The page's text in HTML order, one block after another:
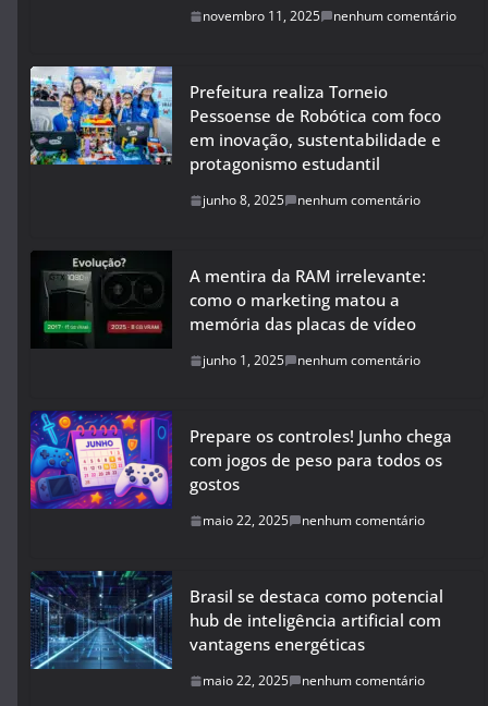
novembro 11, 2025 nenhum comentário
Prefeitura realiza Torneio
Pessoense de Robótica com foco
em inovação, sustentabilidade e
protagonismo estudantil
junho 8, 2025 nenhum comentário
A mentira da RAM irrelevante:
como o marketing matou a
memória das placas de vídeo
junho 1, 2025 nenhum comentário
Prepare os controles! Junho chega
com jogos de peso para todos os
gostos
maio 22, 2025 nenhum comentário
Brasil se destaca como potencial
hub de inteligência artificial com
vantagens energéticas
maio 22, 2025 nenhum comentário